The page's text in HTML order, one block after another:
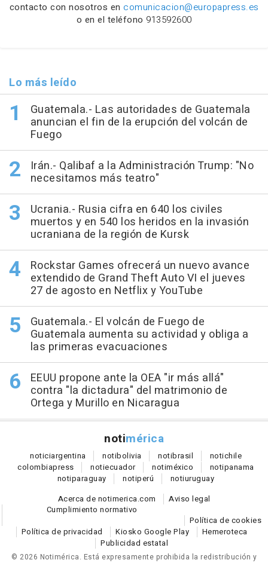
contacto con nosotros en comunicacion@europapress.es
o en el teléfono 913592600
Lo más leído
Guatemala.- Las autoridades de Guatemala
anuncian el fin de la erupción del volcán de
Fuego
Irán.- Qalibaf a la Administración Trump: "No
necesitamos más teatro"
Ucrania.- Rusia cifra en 640 los civiles
muertos y en 540 los heridos en la invasión
ucraniana de la región de Kursk
Rockstar Games ofrecerá un nuevo avance
extendido de Grand Theft Auto VI el jueves
27 de agosto en Netflix y YouTube
Guatemala.- El volcán de Fuego de
Guatemala aumenta su actividad y obliga a
las primeras evacuaciones
EEUU propone ante la OEA "ir más allá"
contra "la dictadura" del matrimonio de
Ortega y Murillo en Nicaragua
notimérica
noticiargentina notibolivia notibrasil notichile
colombiapress notiecuador notiméxico notipanama
notiparaguay notiperú notiuruguay
Acerca de notimerica.com
Aviso legal
Cumplimiento normativo
Política de cookies
Política de privacidad
Kiosko Google Play
Hemeroteca
Publicidad estatal
© 2026 Notimérica. Está expresamente prohibida la redistribución y